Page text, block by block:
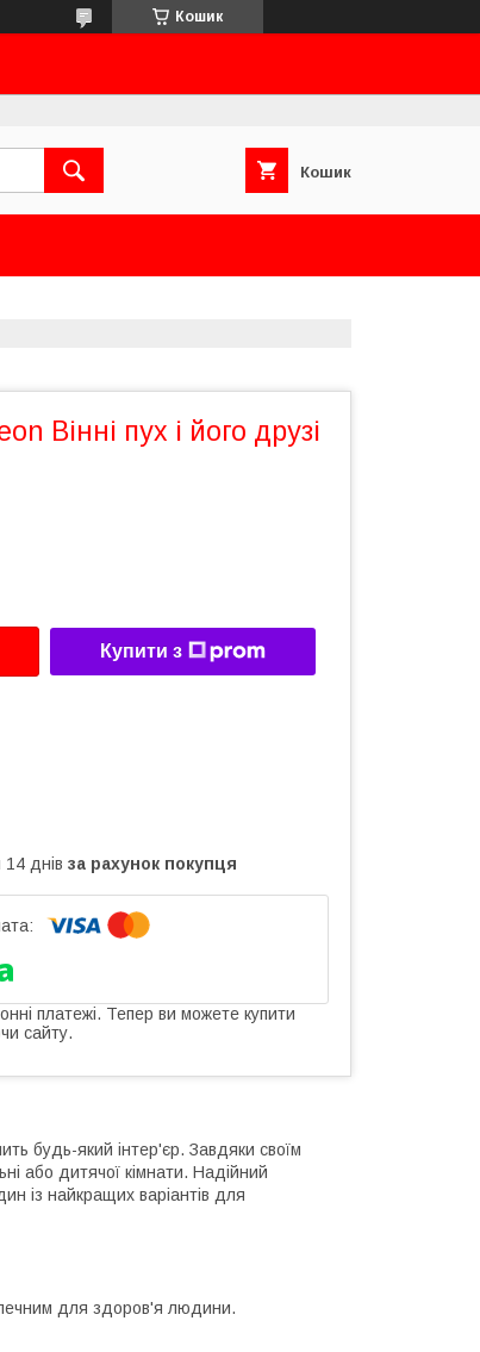
Кошик
Кошик
Вінні пух і його друзі
Купити з
днів за рахунок покупця
платежі. Тепер ви можете купити
сайту.
будь-який інтер'єр. Завдяки своїм
або дитячої кімнати. Надійний
із найкращих варіантів для
для здоров'я людини.